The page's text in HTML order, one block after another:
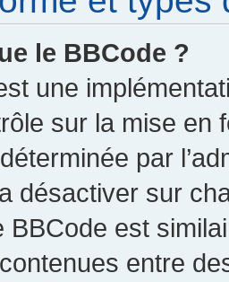
le BBCode ?
une
sur la mise en
par
désactiver sur
BBCode est
entre